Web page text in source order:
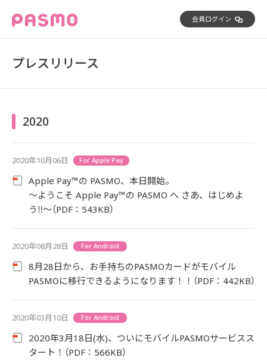
会員ログイン
プレスリリース
2020
2020年10月06日 For Apple Pay
Apple Pay™の PASMO、本日開始。
～ようこそ Apple Pay™の PASMO へ さあ、はじめよ
う‼～（PDF：543KB）
2020年08月28日 For Android
8月28日から、お手持ちのPASMOカードがモバイル
PASMOに移行できるようになります！！（PDF：442KB）
2020年03月10日 For Android
2020年3月18日(水)、ついにモバイルPASMOサービスス
タート！（PDF：566KB）